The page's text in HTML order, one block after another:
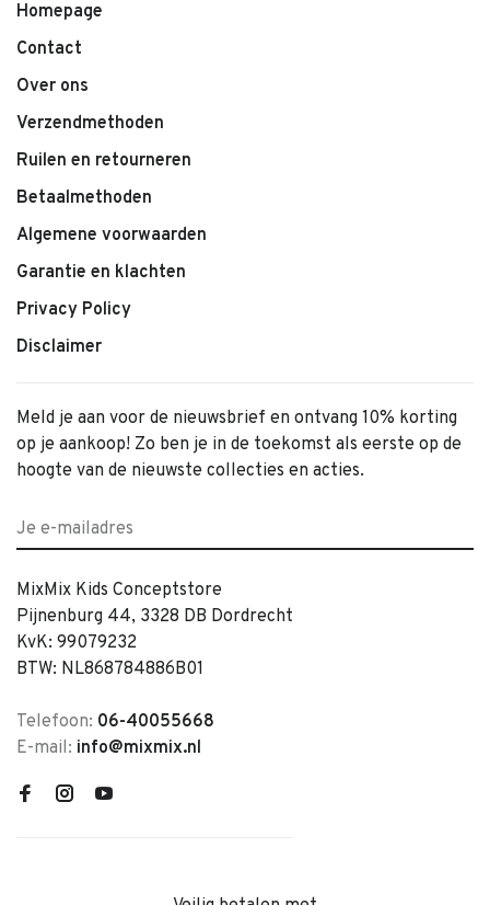
Homepage
Contact
Over ons
Verzendmethoden
Ruilen en retourneren
Betaalmethoden
Algemene voorwaarden
Garantie en klachten
Privacy Policy
Disclaimer
Meld je aan voor de nieuwsbrief en ontvang 10% korting
op je aankoop! Zo ben je in de toekomst als eerste op de
hoogte van de nieuwste collecties en acties.
MixMix Kids Conceptstore
Pijnenburg 44, 3328 DB Dordrecht
KvK: 99079232
BTW: NL868784886B01
Telefoon: 06-40055668
E-mail: info@mixmix.nl